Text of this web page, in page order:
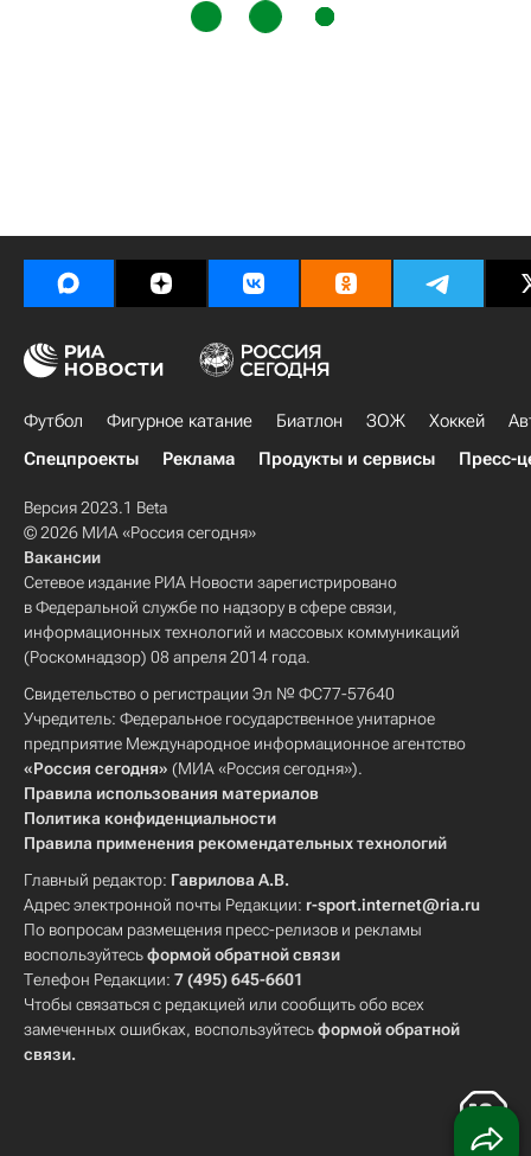
Футбол Фигурное катание Биатлон ЗОЖ Хоккей
Спецпроекты
Реклама Продукты и сервисы Пресс-
Версия 2023.1 Beta
© 2026 МИА «Россия сегодня»
Вакансии
Сетевое издание РИА Новости зарегистрировано
в Федеральной службе по надзору в сфере связи,
информационных технологий и массовых коммуникаций
(Роскомнадзор) 08 апреля 2014 года.
Свидетельство о регистрации Эл № ФС77-57640
Учредитель: Федеральное государственное унитарное
предприятие Международное информационное агентство
«Россия сегодня» (МИА «Россия сегодня»).
Правила использования материалов
Политика конфиденциальности
Правила применения рекомендательных технологий
Главный редактор: Гаврилова А.В.
Адрес электронной почты Редакции: r-sport.internet@ria.ru
По вопросам размещения пресс-релизов и рекламы
воспользуйтесьформой обратной связи
Телефон Редакции: 7 (495) 645-6601
Чтобы связаться с редакцией или сообщить обо всех
замеченных ошибках, воспользуйтесьформой обратной
связи.